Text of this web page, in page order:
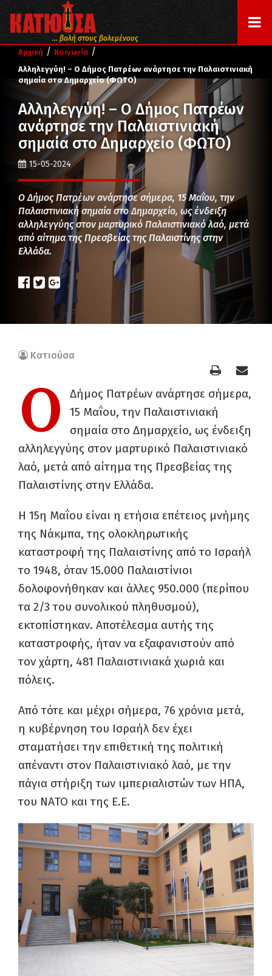
... βολή στους βολεμένους
Αρχική / Κοινωνία /
Αλληλεγγύη! – Ο Δήμος Πατρέων ανάρτησε την Παλαιστινιακή
σημαία στο Δημαρχείο (ΦΩΤΟ)
Αλληλεγγύη! – Ο Δήμος Πατρέων
ανάρτησε την Παλαιστινιακή
σημαία στο Δημαρχείο (ΦΩΤΟ)
15-05-2024
Ο Δήμος Πατρέων ανάρτησε σήμερα, 15 Μαΐου, την
Παλαιστινιακή σημαία στο Δημαρχείο, ως ένδειξη
αλληλεγγύης στον μαρτυρικό Παλαιστινιακό λαό, μετά
από αίτημα της Πρεσβείας της Παλαιστίνης στην
Ελλάδα.
Κατιούσα
Ο
Δήμος Πατρέων ανάρτησε σήμερα,
15 Μαΐου, την Παλαιστινιακή
σημαία στο Δημαρχείο, ως ένδειξη
αλληλεγγύης στον μαρτυρικό Παλαιστινιακό
λαό, μετά από αίτημα της Πρεσβείας της
Παλαιστίνης στην Ελλάδα.
Η 15η Μαΐου είναι η ετήσια επέτειος μνήμης
της Νάκμπα, της ολοκληρωτικής
καταστροφή της Παλαιστίνης από το Ισραήλ
το 1948, όταν 15.000 Παλαιστίνιοι
δολοφονήθηκαν και άλλες 950.000 (περίπου
τα 2/3 του συνολικού πληθυσμού),
εκτοπίστηκαν. Αποτέλεσμα αυτής της
καταστροφής, ήταν να εξαφανιστούν από
τον χάρτη, 481 Παλαιστινιακά χωριά και
πόλεις.
Από τότε και μέχρι σήμερα, 76 χρόνια μετά,
η κυβέρνηση του Ισραήλ δεν έχει
σταματήσει την επιθετική της πολιτική
απέναντι στον Παλαιστινιακό λαό, με την
πάγια στήριξη των ιμπεριαλιστών των ΗΠΑ,
του ΝΑΤΟ και της Ε.Ε.